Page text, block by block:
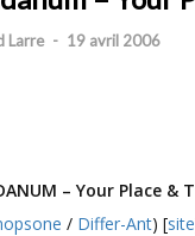
Larre - 19 avril 2006
– Your Place &
/ Differ-Ant) [site